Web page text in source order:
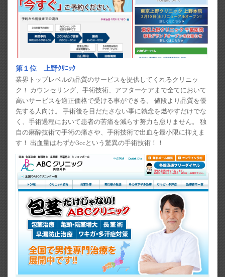
第１位 上野ｸﾘﾆｯｸ
業界トップレベルの品質のサービスを提供してくれるクリニッ
ク！ カウンセリング、手術技術、アフターケアまで全てにおいて
高いサービスを適正価格で受ける事ができる。 値段より品質を優
先する人向け。 手術後を目だたさない事に執念を燃やすだけでな
く、手術過程において患者の苦痛を減らす努力も怠りません。 独
自の麻酔技術で手術の痛さや、手術技術で出血を最小限に抑えま
す！ 出血量はわずか3ccという驚異の手術技術！！